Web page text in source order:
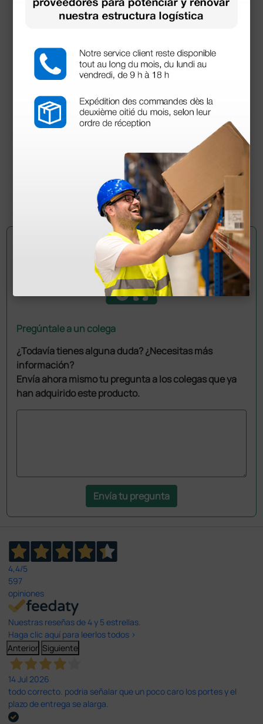
Boquillas desechables para espirómetros MIR,
500 uds.
Pregúntale a un colega
¿Todavía tienes alguna duda? ¿Necesitas más
información?
Envía ahora mismo tu pregunta a los colegas que ya
han adquirido este producto.
Envía tu pregunta
4,4/5
597
opiniones
Nuestras reseñas de 4 y 5 estrellas.
Haga clic aquí para leerlos todos >
Anterior Siguiente
14 Jul 2026
todo correcto. podria señalar que un poco caro los portes y el
plazo de entrega se alarga.